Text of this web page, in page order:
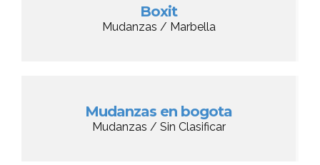
Boxit
Mudanzas / Marbella
Mudanzas en bogota
Mudanzas / Sin Clasificar